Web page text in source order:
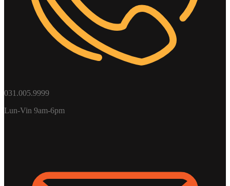
031.005.9999
Lun-Vin 9am-6pm